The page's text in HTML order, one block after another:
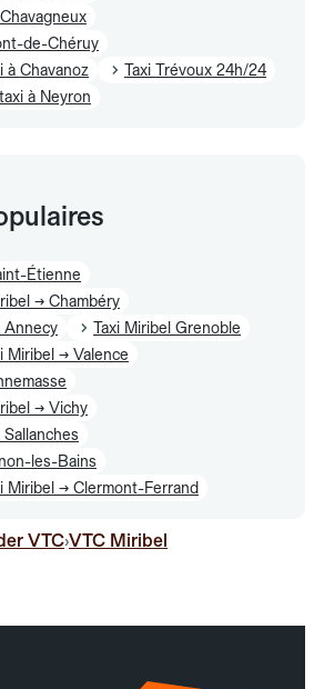
de-Chéruy
à Chavanoz
Taxi Trévoux 24h/24
à Neyron
Étienne
→ Chambéry
Annecy
Taxi Miribel Grenoble
Miribel → Valence
→ Vichy
les-Bains
Miribel → Clermont-Ferrand
VTC›VTC Miribel